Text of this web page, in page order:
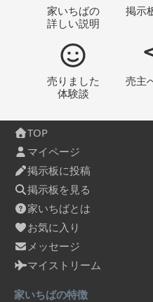
家いちばの
詳しい説明
掲示
売りました
体験談
売主
TOP
マイページ
掲示板に投稿
掲示板を見る
家いちばとは
お気に入り
メッセージ
マイストリーム
家いちばの特徴